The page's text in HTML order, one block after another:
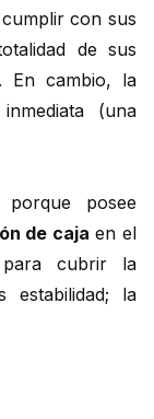
con sus
de sus
En cambio, la
(una
posee
de caja en el
cubrir la
estabilidad; la